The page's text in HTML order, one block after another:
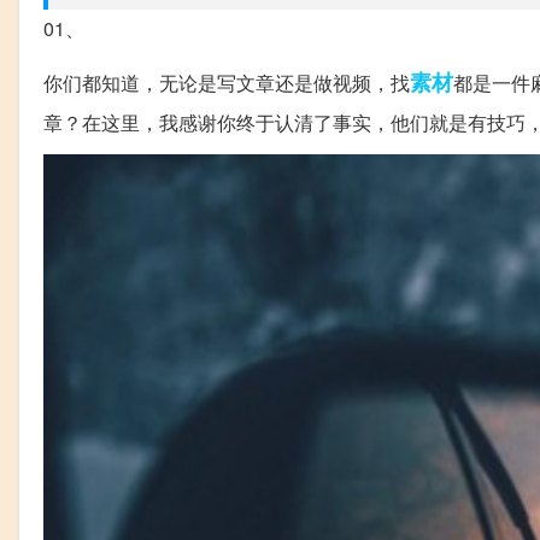
01、
你们都知道，无论是写文章还是做视频，找素材都是一件
章？在这里，我感谢你终于认清了事实，他们就是有技巧